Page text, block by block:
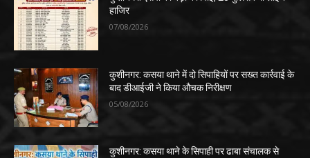
हाजिर
07/08/2026
कुशीनगर: कसया थाने में दो सिपाहियों पर सख्त कार्रवाई के
बाद डीआईजी ने किया औचक निरीक्षण
05/08/2026
कुशीनगर: कसया थाने के सिपाही पर ढाबा संचालक से